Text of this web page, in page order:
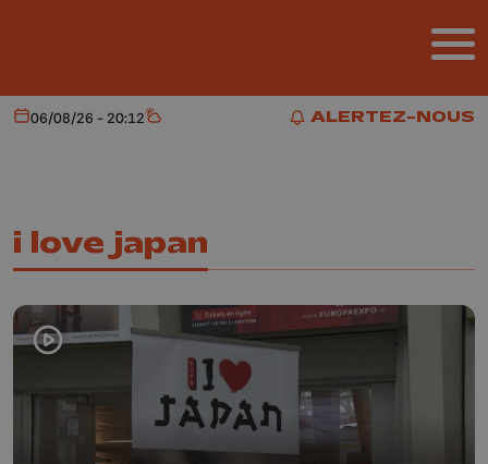
ALERTEZ-NOUS
ALERTEZ-NOUS
Aujourd'hui
06/08/26 - 20:12 Météo
i love japan